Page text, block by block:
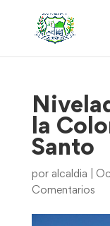
la
Santo
por alcaldia
Comentarios